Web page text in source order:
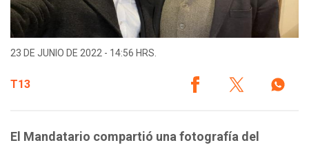
23 DE JUNIO DE 2022 - 14:56 HRS.
T13
El Mandatario compartió una fotografía del